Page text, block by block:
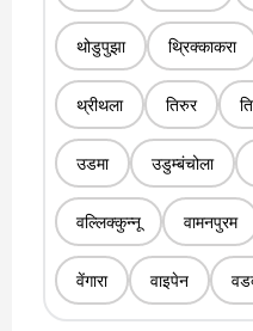
थोडुपुझा थ्रिक्काकरा
थ्रीथला तिरुर
उडमा उडुम्बंचोला
वल्लिक्कुन्नू वामनपुरम
वेंगारा वाइपेन